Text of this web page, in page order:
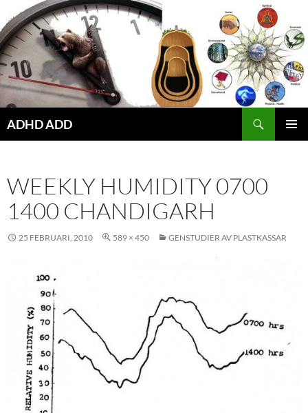
Hoppa
till
innehåll
ADHD ADD
WEEKLY HUMIDITY 0700
1400 CHANDIGARH
25 FEBRUARI, 2010 589 × 450 GENSTUDIER AV PLASTKASSAR